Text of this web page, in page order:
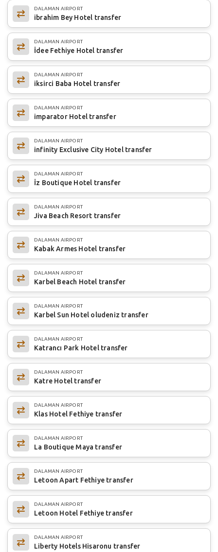
DALAMAN AIRPORT
ibrahim Bey Hotel transfer
DALAMAN AIRPORT
İdee Fethiye Hotel transfer
DALAMAN AIRPORT
iksirci Baba Hotel transfer
DALAMAN AIRPORT
imparator Hotel transfer
DALAMAN AIRPORT
infinity Exclusive City Hotel transfer
DALAMAN AIRPORT
İz Boutique Hotel transfer
DALAMAN AIRPORT
Jiva Beach Resort transfer
DALAMAN AIRPORT
Kabak Armes Hotel transfer
DALAMAN AIRPORT
Karbel Beach Hotel transfer
DALAMAN AIRPORT
Karbel Sun Hotel oludeniz transfer
DALAMAN AIRPORT
Katrancı Park Hotel transfer
DALAMAN AIRPORT
Katre Hotel transfer
DALAMAN AIRPORT
Klas Hotel Fethiye transfer
DALAMAN AIRPORT
La Boutique Maya transfer
DALAMAN AIRPORT
Letoon Apart Fethiye transfer
DALAMAN AIRPORT
Letoon Hotel Fethiye transfer
DALAMAN AIRPORT
Liberty Hotels Hisaronu transfer